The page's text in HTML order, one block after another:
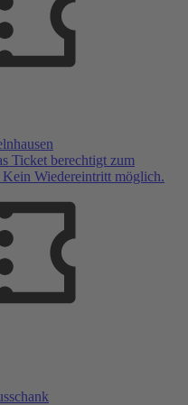
Ticket berechtigt zum
Wiedereintritt möglich.